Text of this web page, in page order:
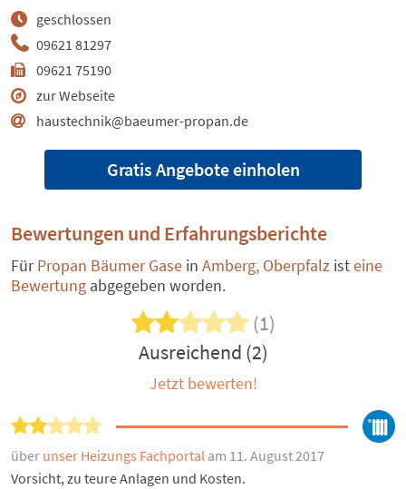
09621 81297
09621 75190
zur Webseite
haustechnik@baeumer-propan.de
geschlossen
Gratis Angebote einholen
Bewertungen und Erfahrungsberichte
FürPropan Bäumer Gase in Amberg, Oberpfalz isteine
Bewertung abgegeben worden.
(1)
Ausreichend (2)
Jetzt bewerten!
über unser Heizungs Fachportal am 11. August 2017
Vorsicht, zu teure Anlagen und Kosten.